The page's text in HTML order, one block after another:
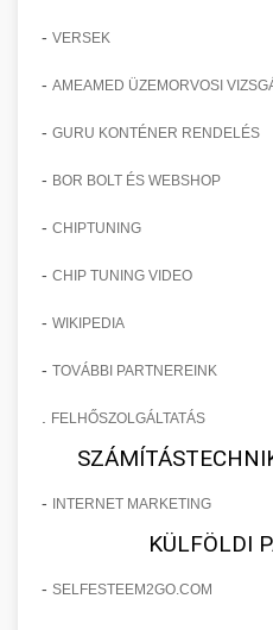
- VERSEK
- AMEAMED ÜZEMORVOSI
- GURU KONTÉNER RENDELÉS
- BOR BOLT ÉS WEBSHOP
- CHIPTUNING
- CHIP TUNING VIDEO
- WIKIPEDIA
- TOVÁBBI PARTNEREINK
FELHŐSZOLGÁLTATÁS
- INTERNET MARKETING
KÜLFÖLDI
- SELFESTEEM2GO.COM